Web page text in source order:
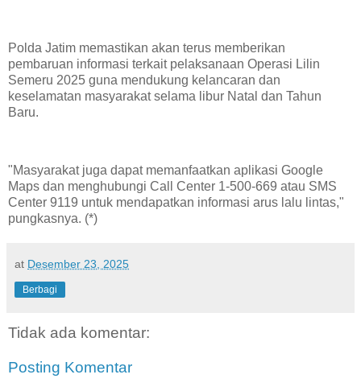
Polda Jatim memastikan akan terus memberikan
pembaruan informasi terkait pelaksanaan Operasi Lilin
Semeru 2025 guna mendukung kelancaran dan
keselamatan masyarakat selama libur Natal dan Tahun
Baru.
"Masyarakat juga dapat memanfaatkan aplikasi Google
Maps dan menghubungi Call Center 1-500-669 atau SMS
Center 9119 untuk mendapatkan informasi arus lalu lintas,"
pungkasnya. (*)
at Desember 23, 2025
Berbagi
Tidak ada komentar:
Posting Komentar